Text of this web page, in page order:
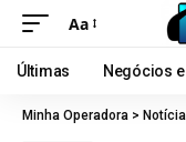
Aa
Últimas Negócios
Minha Operadora >